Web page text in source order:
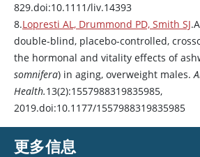
829.doi:10.1111/liv.14393
8.Lopresti AL, Drummond PD, Smith SJ
double-blind, placebo-controlled,
the hormonal and vitality effects of
somnifera) in aging, overweight males.
Health.13(2):1557988319835985,
2019.doi:10.1177/1557988319835985
更多信息